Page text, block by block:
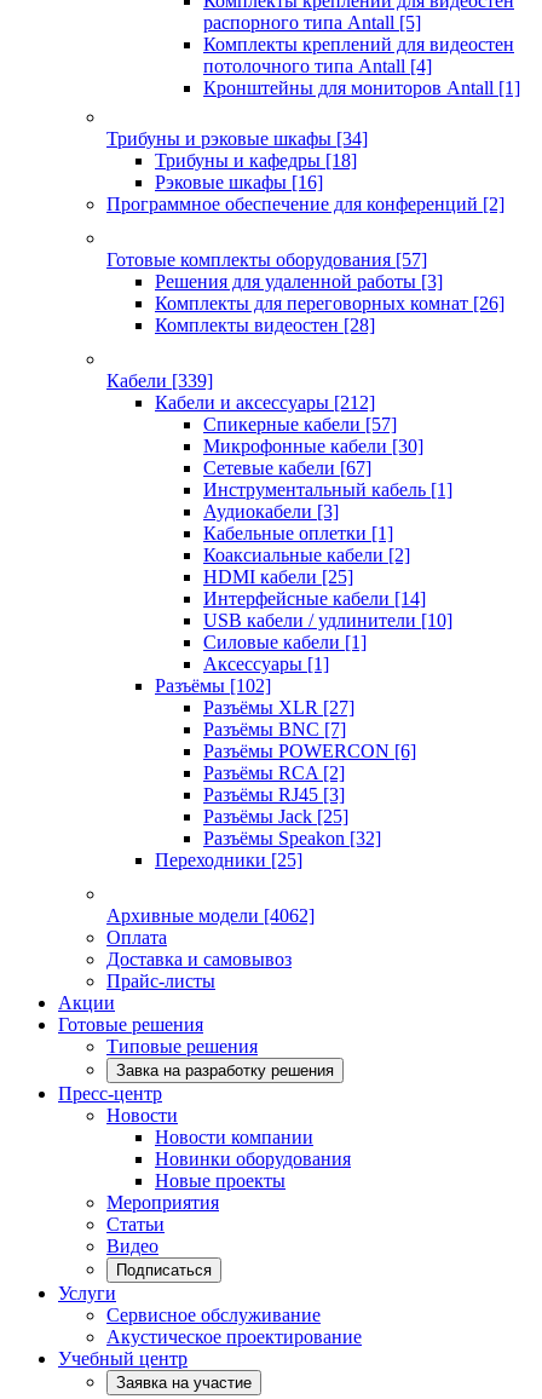
распорного типа Antall [5]
Комплекты креплений для видеостен
потолочного типа Antall [4]
Кронштейны для мониторов Antall [1]
Трибуны и рэковые шкафы [34]
Трибуны и кафедры [18]
Рэковые шкафы [16]
Программное обеспечение для конференций [2]
Готовые комплекты оборудования [57]
Решения для удаленной работы [3]
Комплекты для переговорных комнат [26]
Комплекты видеостен [28]
Кабели [339]
Кабели и аксессуары [212]
Спикерные кабели [57]
Микрофонные кабели [30]
Сетевые кабели [67]
Инструментальный кабель [1]
Аудиокабели [3]
Кабельные оплетки [1]
Коаксиальные кабели [2]
HDMI кабели [25]
Интерфейсные кабели [14]
USB кабели / удлинители [10]
Силовые кабели [1]
Аксессуары [1]
Разъёмы [102]
Разъёмы XLR [27]
Разъёмы BNC [7]
Разъёмы POWERCON [6]
Разъёмы RCA [2]
Разъёмы RJ45 [3]
Разъёмы Jack [25]
Разъёмы Speakon [32]
Переходники [25]
Архивные модели [4062]
Оплата
Доставка и самовывоз
Прайс-листы
Акции
Готовые решения
Типовые решения
Завка на разработку решения
Пресс-центр
Новости
Новости компании
Новинки оборудования
Новые проекты
Мероприятия
Статьи
Видео
Подписаться
Услуги
Сервисное обслуживание
Акустическое проектирование
Учебный центр
Заявка на участие